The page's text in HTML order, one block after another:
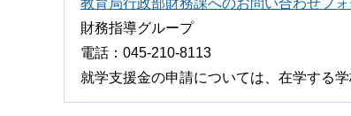
教育局行政部財務課へのお問い合わせフォ
財務指導グループ
電話：045-210-8113
就学支援金の申請については、在学する